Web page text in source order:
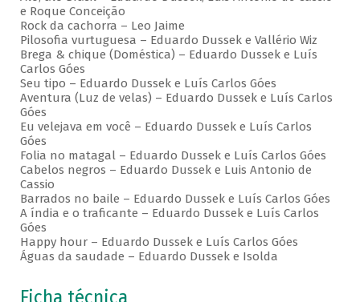
e Roque Conceição
Rock da cachorra – Leo Jaime
Pilosofia vurtuguesa – Eduardo Dussek e Vallério Wiz
Brega & chique (Doméstica) – Eduardo Dussek e Luís
Carlos Góes
Seu tipo – Eduardo Dussek e Luís Carlos Góes
Aventura (Luz de velas) – Eduardo Dussek e Luís Carlos
Góes
Eu velejava em você – Eduardo Dussek e Luís Carlos
Góes
Folia no matagal – Eduardo Dussek e Luís Carlos Góes
Cabelos negros – Eduardo Dussek e Luis Antonio de
Cassio
Barrados no baile – Eduardo Dussek e Luís Carlos Góes
A índia e o traficante – Eduardo Dussek e Luís Carlos
Góes
Happy hour – Eduardo Dussek e Luís Carlos Góes
Águas da saudade – Eduardo Dussek e Isolda